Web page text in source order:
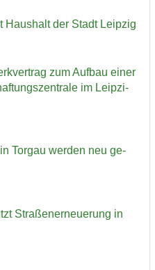
Haus­halt der Stadt Leip­zig
zum Auf­bau einer
im Leip­zi­
Tor­gau wer­den neu ge­
Stra­ßen­er­neue­rung in